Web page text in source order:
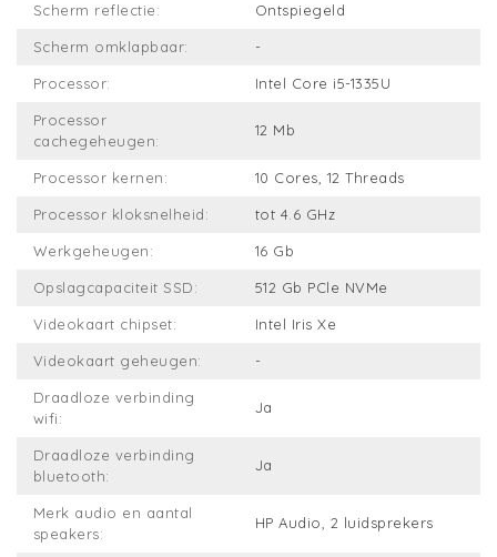
Scherm reflectie: Ontspiegeld
Scherm omklapbaar: -
Processor: Intel Core i5-1335U
Processor
cachegeheugen:
12 Mb
Processor kernen: 10 Cores, 12 Threads
Processor kloksnelheid: tot 4.6 GHz
Werkgeheugen: 16 Gb
Opslagcapaciteit SSD: 512 Gb PCle NVMe
Videokaart chipset: Intel Iris Xe
Videokaart geheugen: -
Draadloze verbinding
wifi:
Ja
Draadloze verbinding
bluetooth:
Ja
Merk audio en aantal
speakers:
HP Audio, 2 luidsprekers